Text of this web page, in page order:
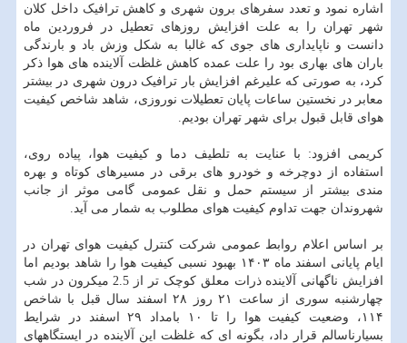
اشاره نمود و تعدد سفرهای برون شهری و کاهش ترافیک داخل کلان
شهر تهران را به علت افزایش روزهای تعطیل در فروردین ماه
دانست و ناپایداری های جوی که غالبا به شکل وزش باد و بارندگی
باران های بهاری بود را علت عمده کاهش غلظت آلاینده های هوا ذکر
کرد، به صورتی که علیرغم افزایش بار ترافیک درون شهری در بیشتر
معابر در نخستین ساعات پایان تعطیلات نوروزی، شاهد شاخص کیفیت
هوای قابل قبول برای شهر تهران بودیم.
کریمی افزود: با عنایت به تلطیف دما و کیفیت هوا، پیاده روی،
استفاده از دوچرخه و خودرو های برقی در مسیرهای کوتاه و بهره
مندی بیشتر از سیستم حمل و نقل عمومی گامی موثر از جانب
شهروندان جهت تداوم کیفیت هوای مطلوب به شمار می آید.
بر اساس اعلام روابط عمومی شرکت کنترل کیفیت هوای تهران در
ایام پایانی اسفند ماه ۱۴۰۳ بهبود نسبی کیفیت هوا را شاهد بودیم اما
افزایش ناگهانی آلاینده ذرات معلق کوچک تر از 2.5 میکرون در شب
چهارشنبه سوری از ساعت ۲۱ روز ۲۸ اسفند سال قبل با شاخص
۱۱۴، وضعیت کیفیت هوا را تا ۱۰ بامداد ۲۹ اسفند در شرایط
بسیارناسالم قرار داد، بگونه ای که غلظت این آلاینده در ایستگاههای